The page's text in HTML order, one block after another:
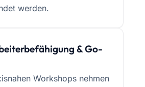
werden.
& Go-
Workshops nehmen